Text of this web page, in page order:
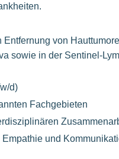
von
sowie in der Sentinel-
d)
Fachgebieten
und